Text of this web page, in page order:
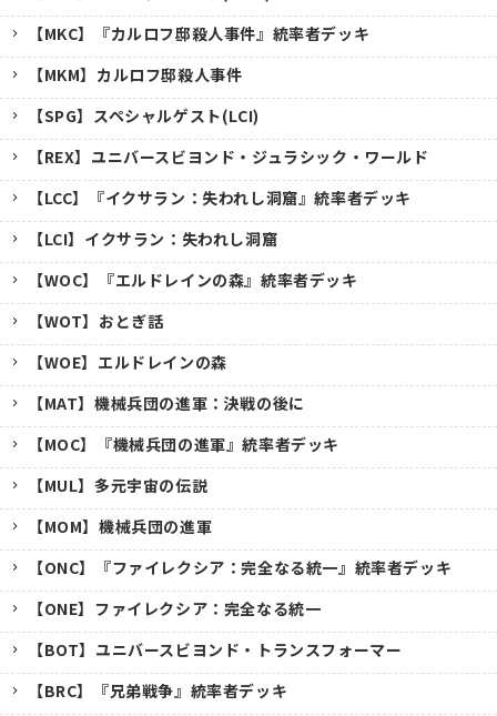
【MKC】『カルロフ邸殺人事件』統率者デッキ
【MKM】カルロフ邸殺人事件
【SPG】スペシャルゲスト(LCI)
【REX】ユニバースビヨンド・ジュラシック・ワールド
【LCC】『イクサラン：失われし洞窟』統率者デッキ
【LCI】イクサラン：失われし洞窟
【WOC】『エルドレインの森』統率者デッキ
【WOT】おとぎ話
【WOE】エルドレインの森
【MAT】機械兵団の進軍：決戦の後に
【MOC】『機械兵団の進軍』統率者デッキ
【MUL】多元宇宙の伝説
【MOM】機械兵団の進軍
【ONC】『ファイレクシア：完全なる統一』統率者デッキ
【ONE】ファイレクシア：完全なる統一
【BOT】ユニバースビヨンド・トランスフォーマー
【BRC】『兄弟戦争』統率者デッキ